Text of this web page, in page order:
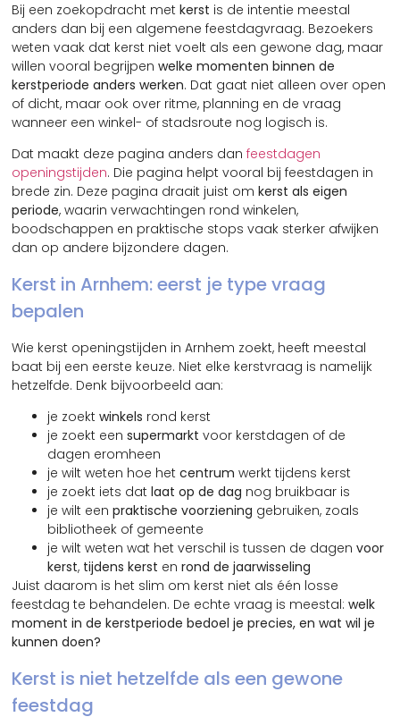
Bij een zoekopdracht metkerst is de intentie meestal
anders dan bij een algemene feestdagvraag. Bezoekers
weten vaak dat kerst niet voelt als een gewone dag, maar
willen vooral begrijpenwelke momenten binnen de
kerstperiode anders werken. Dat gaat niet alleen over open
of dicht, maar ook over ritme, planning en de vraag
wanneer een winkel- of stadsroute nog logisch is.
Dat maakt deze pagina anders danfeestdagen
openingstijden. Die pagina helpt vooral bij feestdagen in
brede zin. Deze pagina draait juist omkerst als eigen
periode, waarin verwachtingen rond winkelen,
boodschappen en praktische stops vaak sterker afwijken
dan op andere bijzondere dagen.
Kerst in Arnhem: eerst je type vraag
bepalen
Wie kerst openingstijden in Arnhem zoekt, heeft meestal
baat bij een eerste keuze. Niet elke kerstvraag is namelijk
hetzelfde. Denk bijvoorbeeld aan:
je zoektwinkels rond kerst
je zoekt eensupermarkt voor kerstdagen of de
dagen eromheen
je wilt weten hoe hetcentrum werkt tijdens kerst
je zoekt iets datlaat op de dag nog bruikbaar is
je wilt eenpraktische voorziening gebruiken, zoals
bibliotheek of gemeente
je wilt weten wat het verschil is tussen de dagenvoor
kerst, tijdens kerst enrond de jaarwisseling
Juist daarom is het slim om kerst niet als één losse
feestdag te behandelen. De echte vraag is meestal:welk
moment in de kerstperiode bedoel je precies, en wat wil je
kunnen doen?
Kerst is niet hetzelfde als een gewone
feestdag